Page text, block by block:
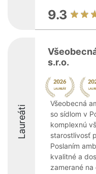
9.3
Laureáti
s.r.o.
Všeobecná
so sídlom v
komplexnú
starostlivosť
Poslaním
kvalitné a
zamerané